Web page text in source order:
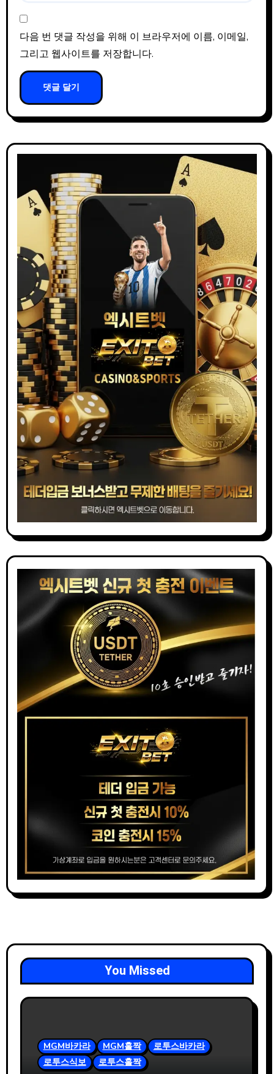
다음 번 댓글 작성을 위해 이 브라우저에 이름, 이메일,
그리고 웹사이트를 저장합니다.
You Missed
MGM바카라 MGM홀짝
로투스바카라
로투스식보
로투스홀짝